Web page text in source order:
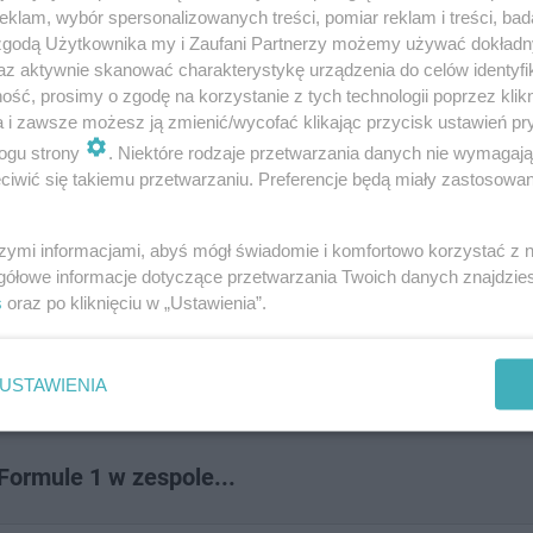
wszystko legnie w gruzach
Napisz do nas na adres[email protected].
na literę B. Nietypowe
1 w zespole...
wybór spersonalizowanych treści, pomiar reklam i treści,
Użytkownika my i Zaufani Partnerzy możemy używać
aktywnie skanować charakterystykę urządzenia do celów
prosimy o zgodę na korzystanie z tych technologii poprzez
i zawsze możesz ją zmienić/wycofać klikając przycisk ustawień
strony
. Niektóre rodzaje przetwarzania danych nie
się takiemu przetwarzaniu. Preferencje będą miały
informacjami, abyś mógł świadomie i komfortowo korzystać z
informacje dotyczące przetwarzania Twoich danych
oraz po kliknięciu w „Ustawienia”.
USTAWIENIA